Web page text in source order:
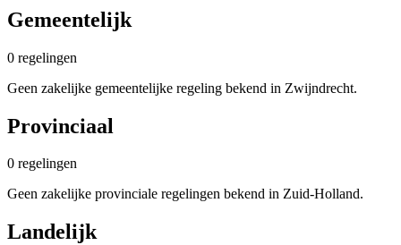
Gemeentelijk
0 regelingen
Geen zakelijke gemeentelijke regeling bekend in Zwijndrecht.
Provinciaal
0 regelingen
Geen zakelijke provinciale regelingen bekend in Zuid-Holland.
Landelijk